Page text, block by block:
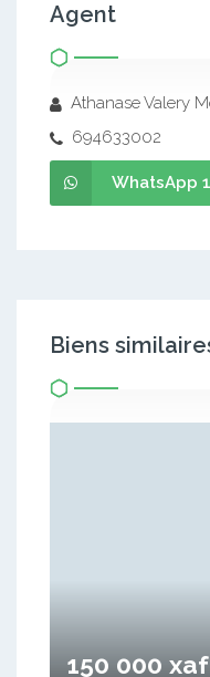
Agent
Athanase Valery
694633002
WhatsApp 1
Biens
150 000 xaf